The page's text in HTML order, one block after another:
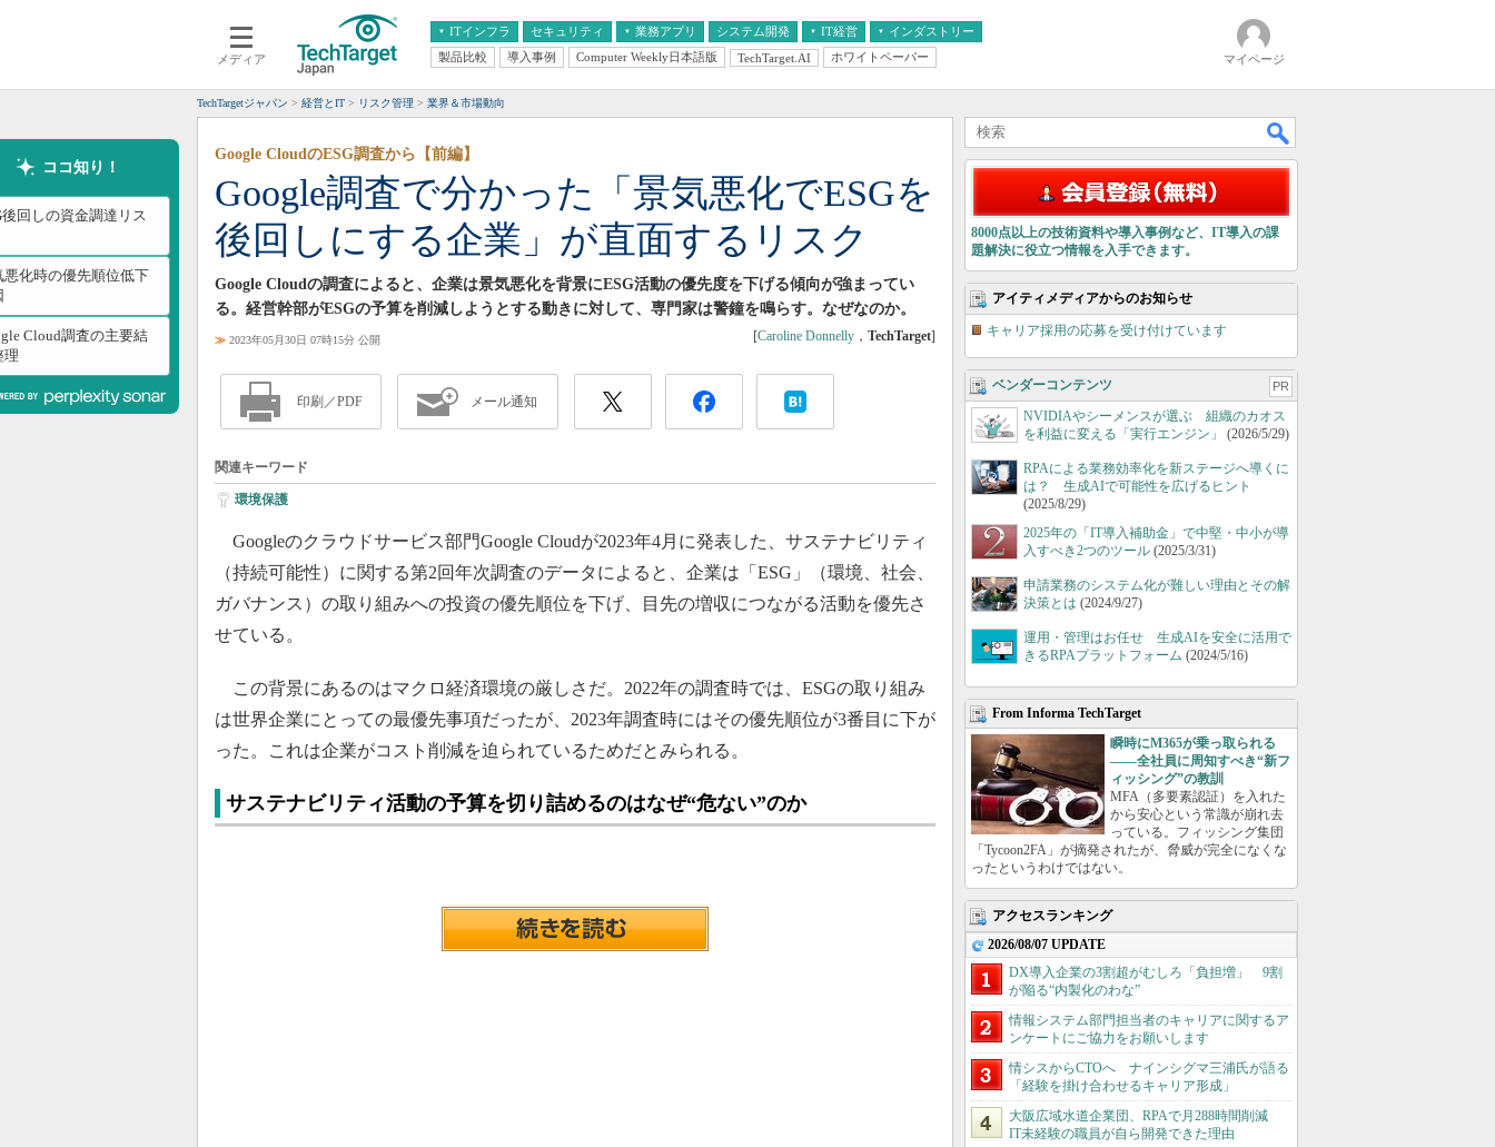
メディア
ITインフラ
クラウド
スマートモバイル
ネットワーク
システム運用管理
セキュリティ 業務アプリ
エンタープライズAI
ERP
CX
情報系システム
システム開発 IT経営
経営とIT
インダストリー
医療IT
製品比較 導入事例 Computer Weekly日本語版 TechTarget.AI ホワイトペーパー マイページ
TechTargetジャパン 経営とIT リスク管理 業界＆市場動向
ココ知り！
後回しの資金調達リス
悪化時の優先順位低下
Cloud調査の主要結
理
Google調査で分かった「景気悪化でESGを
後回しにする企業」が直面するリスク
Google CloudのESG調査から【前編】
Google Cloudの調査によると、企業は景気悪化を背景にESG活動の優先度を下げる傾向が強まってい
る。経営幹部がESGの予算を削減しようとする動きに対して、専門家は警鐘を鳴らす。なぜなのか。
≫ 2023年05月30日 07時15分 公開 [Caroline Donnelly ， TechTarget]
印刷／PDF メール通知
関連キーワード
環境保護
Googleのクラウドサービス部門Google Cloudが2023年4月に発表した、サステナビリティ
（持続可能性）に関する第2回年次調査のデータによると、企業は「ESG」（環境、社会、
ガバナンス）の取り組みへの投資の優先順位を下げ、目先の増収につながる活動を優先さ
せている。
この背景にあるのはマクロ経済環境の厳しさだ。2022年の調査時では、ESGの取り組み
は世界企業にとっての最優先事項だったが、2023年調査時にはその優先順位が3番目に下が
った。これは企業がコスト削減を迫られているためだとみられる。
サステナビリティ活動の予算を切り詰めるのはなぜ“危ない”のか
8000点以上の技術資料や導入事例など、IT導入の課
題解決に役立つ情報を入手できます。
アイティメディアからのお知らせ
キャリア採用の応募を受け付けています
ベンダーコンテンツ PR
NVIDIAやシーメンスが選ぶ 組織のカオス
を利益に変える「実行エンジン」
(2026/5/29)
RPAによる業務効率化を新ステージへ導くに
は？ 生成AIで可能性を広げるヒント
(2025/8/29)
2025年の「IT導入補助金」で中堅・中小が導
入すべき2つのツール (2025/3/31)
申請業務のシステム化が難しい理由とその解
決策とは (2024/9/27)
運用・管理はお任せ 生成AIを安全に活用で
きるRPAプラットフォーム (2024/5/16)
From Informa TechTarget
瞬時にM365が乗っ取られる
――全社員に周知すべき“新フ
ィッシング”の教訓
MFA（多要素認証）を入れた
から安心という常識が崩れ去
っている。フィッシング集団
「Tycoon2FA」が摘発されたが、脅威が完全になくな
ったというわけではない。
アクセスランキング
2026/08/07 UPDATE
DX導入企業の3割超がむしろ「負担増」 9割
が陥る“内製化のわな”
情報システム部門担当者のキャリアに関するア
ンケートにご協力をお願いします
情シスからCTOへ ナインシグマ三浦氏が語る
「経験を掛け合わせるキャリア形成」
大阪広域水道企業団、RPAで月288時間削減
IT未経験の職員が自ら開発できた理由